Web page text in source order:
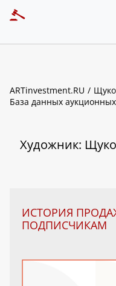
ARTinvestment.RU
База данных
Художник:
ИСТОРИЯ
ПОДПИСЧИКАМ